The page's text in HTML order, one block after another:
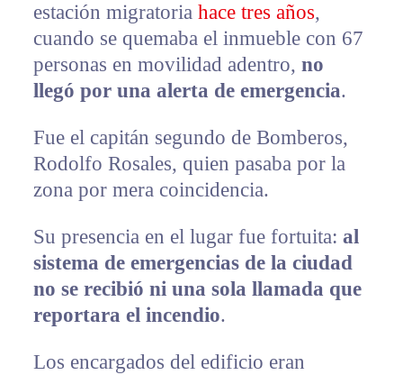
estación migratoria hace tres años,
cuando se quemaba el inmueble con 67
personas en movilidad adentro, no
llegó por una alerta de emergencia.
Fue el capitán segundo de Bomberos,
Rodolfo Rosales, quien pasaba por la
zona por mera coincidencia.
Su presencia en el lugar fue fortuita: al
sistema de emergencias de la ciudad
no se recibió ni una sola llamada que
reportara el incendio.
Los encargados del edificio eran